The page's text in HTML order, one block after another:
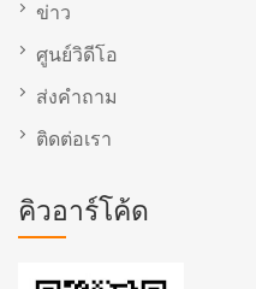
ข่าว
ศูนย์วิดีโอ
ส่งคำถาม
ติดต่อเรา
คิวอาร์โค้ด